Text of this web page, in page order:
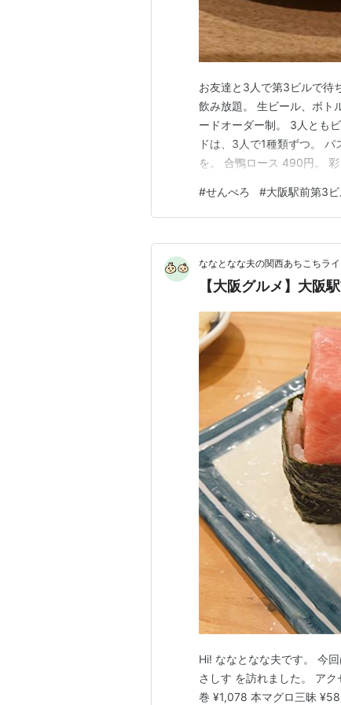
お友達と3人で第3ビルで待
飲み放題。 生ビール、ボト
ードオーダー制。 3人とも
ドは、3人で1種類ずつ。
を。 合鴨ロース 490円。
われたけど、まあ結果的に
ばかりだったが、ワイン…
#せんべろ #大阪駅前第3
ななとなな夫の関西あちこちラ
【大阪グルメ】大阪
Hi! ななとなな夫です。 今
さしす を訪れました。 ア
巻 ¥1,078 本マグロ三昧